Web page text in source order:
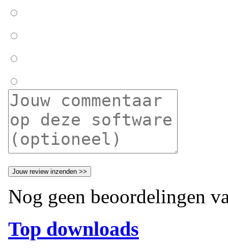
Nog geen beoordelingen
Top downloads